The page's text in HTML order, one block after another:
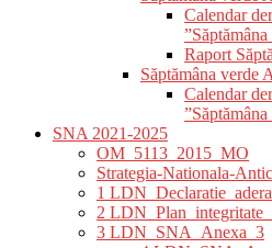
Calendar
Raport
Săptămâna verde
Calendar
SNA 2021-2025
OM_5113_2015_MO
Strategia-Nationala-
1
2
3 LDN_SNA_Anexa_3